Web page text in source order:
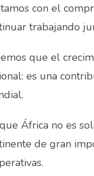
con el
trabajando
que el
es una
África no es
de gran